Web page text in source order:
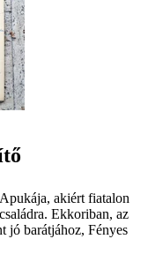
akiért fiatalon
Ekkoriban, az
jó barátjához, Fényes